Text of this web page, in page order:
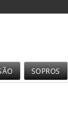
SOPROS